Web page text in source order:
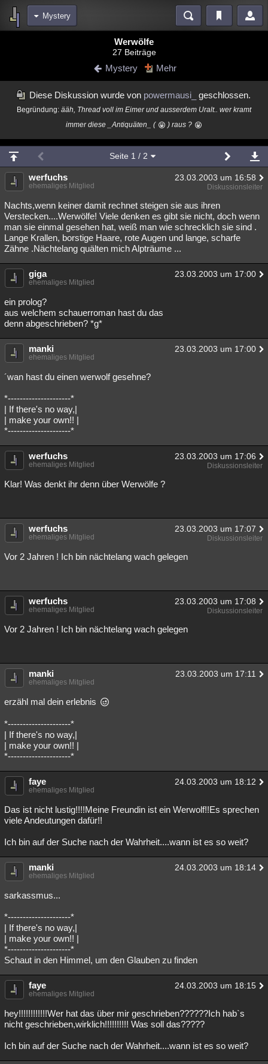
Mystery
Blogs
meine Rubriken
Menschen Wissenschaft Politik Mystery Kriminalfälle
Spiritualität Verschwörungen Technologie Ufologie
Natur Unterhaltung
weitere Rubriken
Astronomie Helpdesk Gruppen Gaming Filme
Musik Clash Verbesserungen Allmystery
Übersichten
Besucht Teilgenommen
Lesenswert
Werwölfe
27 Beiträge
Mystery Mehr
Diese Diskussion wurde von powermausi_ geschlossen.
Begründung: ääh, Thread voll im Eimer und ausserdem Uralt.. wer kramt
immer diese _Antiquäten_ (
) raus ?
Seite 1 / 2
werfuchs 23.03.2003 um 16:58
ehemaliges Mitglied Diskussionsleiter
Nachts,wenn keiner damit rechnet steigen sie aus ihren
Verstecken....Werwölfe! Viele denken es gibt sie nicht, doch wenn
man sie einmal gesehen hat, weiß man wie schrecklich sie sind .
Lange Krallen, borstige Haare, rote Augen und lange, scharfe
Zähne .Nächtelang quälten mich Alpträume ...
giga 23.03.2003 um 17:00
ehemaliges Mitglied
ein prolog?
aus welchem schauerroman hast du das
denn abgeschrieben? *g*
manki 23.03.2003 um 17:00
ehemaliges Mitglied
´wan hast du einen werwolf gesehne?
*---------------------*
| If there's no way,|
| make your own!! |
*---------------------*
werfuchs 23.03.2003 um 17:06
ehemaliges Mitglied Diskussionsleiter
Klar! Was denkt ihr denn über Werwölfe ?
werfuchs 23.03.2003 um 17:07
ehemaliges Mitglied Diskussionsleiter
Vor 2 Jahren ! Ich bin nächtelang wach gelegen
werfuchs 23.03.2003 um 17:08
ehemaliges Mitglied Diskussionsleiter
Vor 2 Jahren ! Ich bin nächtelang wach gelegen
manki 23.03.2003 um 17:11
ehemaliges Mitglied
erzähl mal dein erlebnis
*---------------------*
| If there's no way,|
| make your own!! |
*---------------------*
faye 24.03.2003 um 18:12
ehemaliges Mitglied
Das ist nicht lustig!!!!Meine Freundin ist ein Werwolf!!Es sprechen
viele Andeutungen dafür!!
Ich bin auf der Suche nach der Wahrheit....wann ist es so weit?
manki 24.03.2003 um 18:14
ehemaliges Mitglied
sarkassmus...
*---------------------*
| If there's no way,|
| make your own!! |
*---------------------*
Schaut in den Himmel, um den Glauben zu finden
faye 24.03.2003 um 18:15
ehemaliges Mitglied
hey!!!!!!!!!!!!Wer hat das über mir geschrieben??????Ich hab`s
nicht geschrieben,wirklich!!!!!!!!!! Was soll das?????
Ich bin auf der Suche nach der Wahrheit....wann ist es so weit?